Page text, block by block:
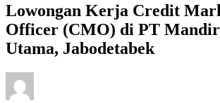
Lowongan Kerja Credit
Officer (CMO) di PT
Utama, Jabodetabek